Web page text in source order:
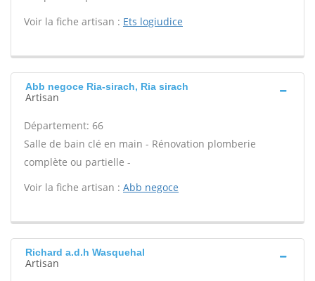
Voir la fiche artisan : Ets logiudice
Abb negoce Ria-sirach, Ria sirach
Artisan
Département: 66
Salle de bain clé en main - Rénovation plomberie
complète ou partielle -
Voir la fiche artisan : Abb negoce
Richard a.d.h Wasquehal
Artisan